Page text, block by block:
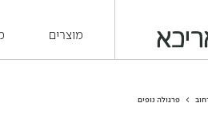
מוצרים
> פרגולה נופים